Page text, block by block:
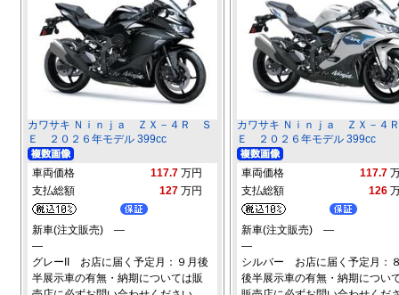
カワサキ Ｎｉｎｊａ ＺＸ－４Ｒ Ｓ
Ｅ ２０２６年モデル 399cc
車両価格 117.7 万円
支払総額
127 万円
新車(注文販売) ―
―
グレーII お店に届く予定月：９月後
半展示車の有無・納期については販
カワサキ Ｎｉｎｊａ ＺＸ－４
Ｅ ２０２６年モデル 399cc
車両価格 117.7
支払総額
126
新車(注文販売) ―
―
シルバー お店に届く予定月：
後半展示車の有無・納期につい